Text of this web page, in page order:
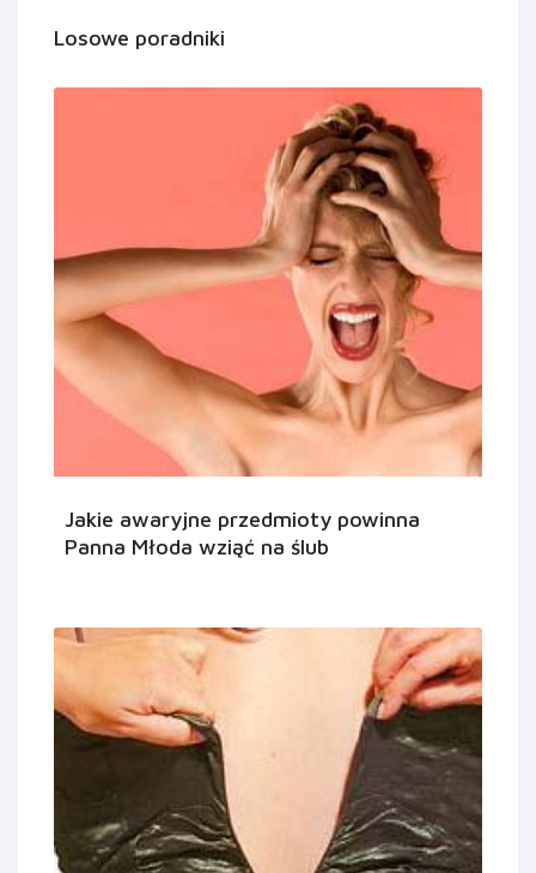
Losowe poradniki
Jakie awaryjne przedmioty powinna
Panna Młoda wziąć na ślub